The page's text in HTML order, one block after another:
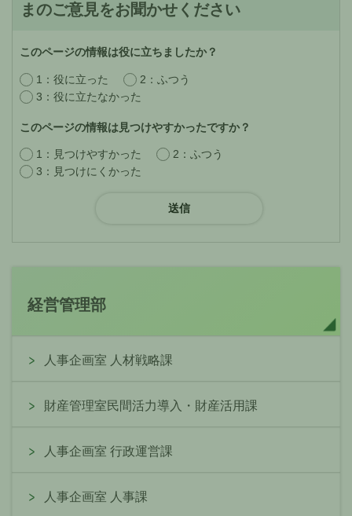
まのご意見をお聞かせください
このページの情報は役に立ちましたか？
1：役に立った
2：ふつう
3：役に立たなかった
このページの情報は見つけやすかったですか？
1：見つけやすかった
2：ふつう
3：見つけにくかった
経営管理部
人事企画室 人材戦略課
財産管理室民間活力導入・財産活用課
人事企画室 行政運営課
人事企画室 人事課